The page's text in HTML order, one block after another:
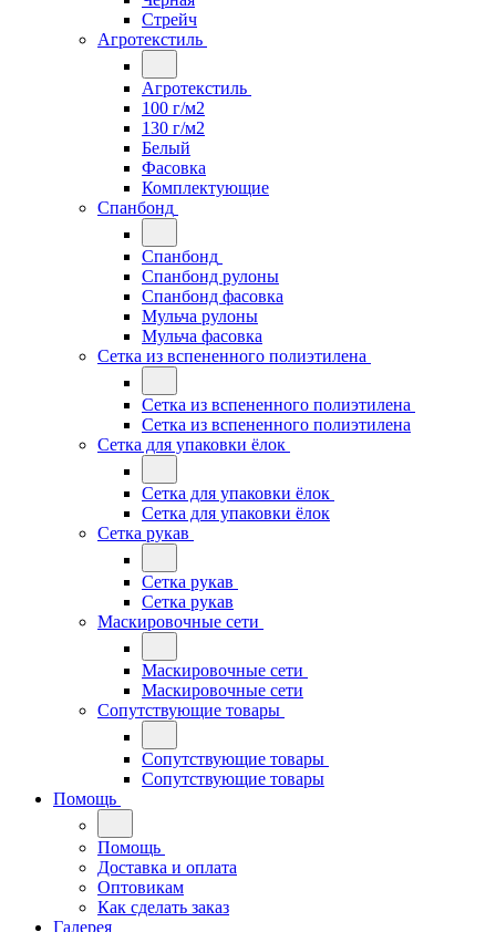
Стрейч
Агротекстиль
Агротекстиль
100 г/м2
130 г/м2
Белый
Фасовка
Комплектующие
Спанбонд
Спанбонд
Спанбонд рулоны
Спанбонд фасовка
Мульча рулоны
Мульча фасовка
Сетка из вспененного полиэтилена
Сетка из вспененного полиэтилена
Сетка из вспененного полиэтилена
Сетка для упаковки ёлок
Сетка для упаковки ёлок
Сетка для упаковки ёлок
Сетка рукав
Сетка рукав
Сетка рукав
Маскировочные сети
Маскировочные сети
Маскировочные сети
Сопутствующие товары
Сопутствующие товары
Сопутствующие товары
Помощь
Помощь
Доставка и оплата
Оптовикам
Как сделать заказ
Галерея